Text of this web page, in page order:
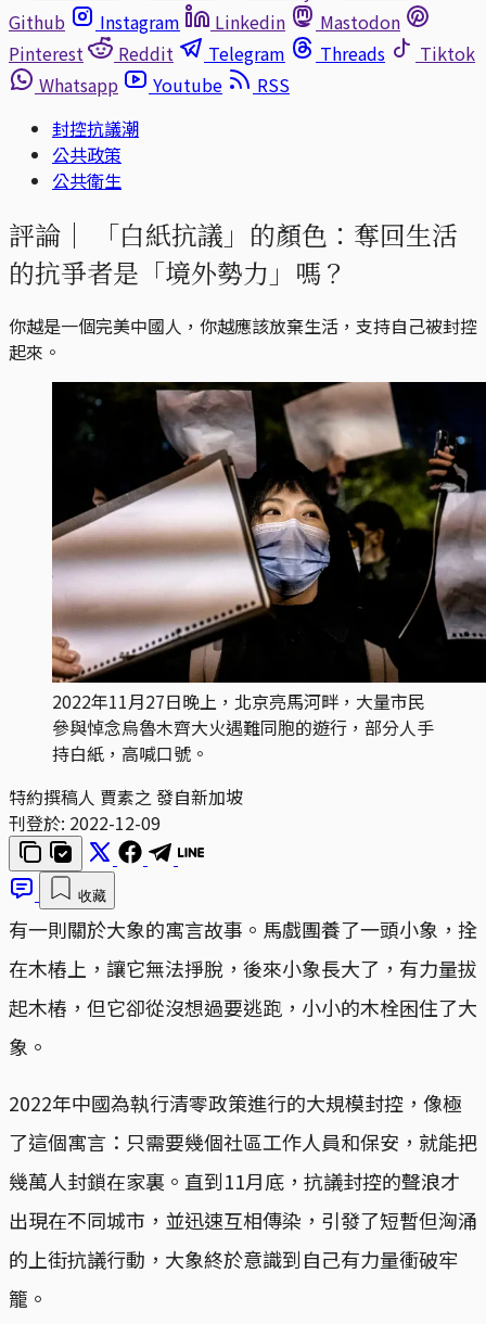
Github
Instagram Linkedin
Mastodon
Pinterest
Reddit Telegram Threads
Tiktok
Whatsapp
Youtube
RSS
封控抗議潮
公共政策
公共衛生
評論｜
「白紙抗議」的顏色：奪回生活
的抗爭者是「境外勢力」嗎？
你越是一個完美中國人，你越應該放棄生活，支持自己被封控
起來。
2022年11月27日晚上，北京亮馬河畔，大量市民
參與悼念烏魯木齊大火遇難同胞的遊行，部分人手
持白紙，高喊口號。
特約撰稿人 賈素之 發自新加坡
刊登於: 2022-12-09
收藏
有一則關於大象的寓言故事。馬戲團養了一頭小象，拴
在木樁上，讓它無法掙脫，後來小象長大了，有力量拔
起木樁，但它卻從沒想過要逃跑，小小的木栓困住了大
象。
2022年中國為執行清零政策進行的大規模封控，像極
了這個寓言：只需要幾個社區工作人員和保安，就能把
幾萬人封鎖在家裏。直到11月底，抗議封控的聲浪才
出現在不同城市，並迅速互相傳染，引發了短暫但洶涌
的上街抗議行動，大象終於意識到自己有力量衝破牢
籠。